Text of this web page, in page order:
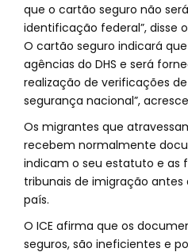
que o cartão seguro não
identificação federal”, disse o
O cartão seguro indicará
agências do DHS e será
realização de verificações
segurança nacional”,
Os migrantes que
recebem normalmente
indicam o seu estatuto e as
tribunais de imigração
país.
O ICE afirma que os
seguros, são ineficientes e